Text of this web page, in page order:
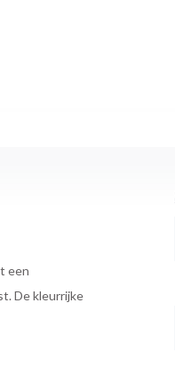
een
De kleurrijke